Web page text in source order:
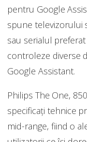
pentru Google
spune televizorului
sau serialul
controleze diverse
Google Assistant.
Philips The One,
specificați tehnice
mid-range, fiind o